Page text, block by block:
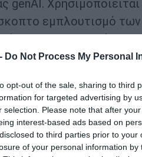
Do Not Process My Personal
opt-out of the sale, sharing to third
for targeted advertising by
selection. Please note that after
interest-based ads based on
to third parties prior to
of your personal information by
εμπλουτισμό
που αξιοποιούνται
αυτή λύση
λεπτομερείς
και
στο παρασκήνιο.
που παραδίδεται και
στη διαδικασία, ενώ η